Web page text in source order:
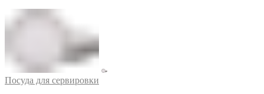
Посуда для сервировки